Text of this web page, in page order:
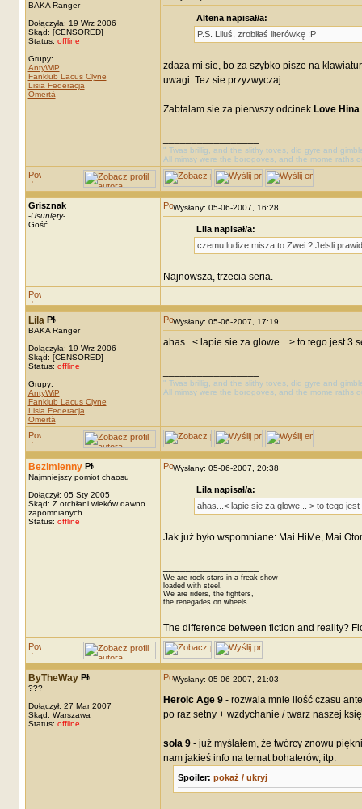
BAKA Ranger
Dołączyła: 19 Wrz 2006
Skąd: [CENSORED]
Status: offline
Grupy:
AntyWiP
Fanklub Lacus Clyne
Lisia Federacja
Omertà
Altena napisał/a:
P.S. Liluś, zrobiłaś literówkę ;P
zdaza mi sie, bo za szybko pisze na
uwagi. Tez sie przyzwyczaj.
Zabtalam sie za pierwszy odcinek Love Hina
" Twas brillig, and the slithy toves, did gyre and
All mimsy were the borogoves, and the mome raths
Grisznak
-Usunięty-
Gość
Wysłany: 05-06-2007, 16:28
Lila napisał/a:
czemu ludize misza to Zwei ? Jelsli
Najnowsza, trzecia seria.
Lila
BAKA Ranger
Dołączyła: 19 Wrz 2006
Skąd: [CENSORED]
Status: offline
Grupy:
AntyWiP
Fanklub Lacus Clyne
Lisia Federacja
Omertà
Wysłany: 05-06-2007, 17:19
ahas...< lapie sie za glowe... > to tego jest 3
" Twas brillig, and the slithy toves, did gyre and
All mimsy were the borogoves, and the mome raths
Bezimienny
Najmniejszy pomiot chaosu
Dołączył: 05 Sty 2005
Skąd: Z otchłani wieków dawno
zapomnianych.
Status: offline
Wysłany: 05-06-2007, 20:38
Lila napisał/a:
ahas...< lapie sie za glowe... > to tego
Jak już było wspomniane: Mai HiMe, Mai
We are rock stars in a freak show
loaded with steel.
We are riders, the fighters,
the renegades on wheels.
The difference between fiction and reality?
ByTheWay
???
Dołączył: 27 Mar 2007
Skąd: Warszawa
Status: offline
Wysłany: 05-06-2007, 21:03
Heroic Age 9- rozwala mnie ilość czasu
po raz setny + wzdychanie / twarz naszej
sola 9- już myślałem, że twórcy znowu
nam jakieś info na temat bohaterów, itp.
Spoiler: pokaż / ukryj